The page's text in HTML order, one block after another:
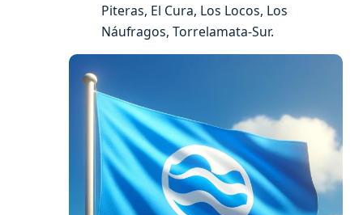
Piteras, El Cura, Los Locos, Los
Náufragos, Torrelamata-Sur.